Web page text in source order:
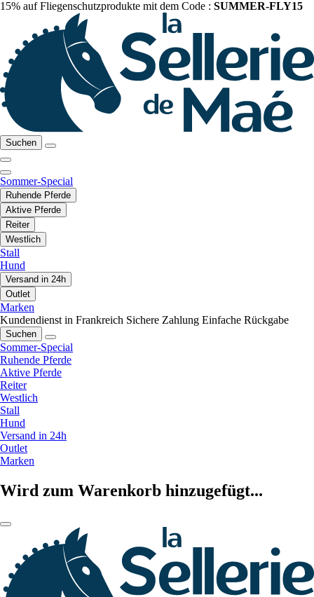
15% auf Fliegenschutzprodukte mit dem Code : SUMMER-FLY15
Suchen
Sommer-Special
Ruhende Pferde
Aktive Pferde
Reiter
Westlich
Stall
Hund
Versand in 24h
Outlet
Marken
Kundendienst in Frankreich Sichere Zahlung Einfache Rückgabe
Suchen
Sommer-Special
Ruhende Pferde
Aktive Pferde
Reiter
Westlich
Stall
Hund
Versand in 24h
Outlet
Marken
Wird zum Warenkorb hinzugefügt...